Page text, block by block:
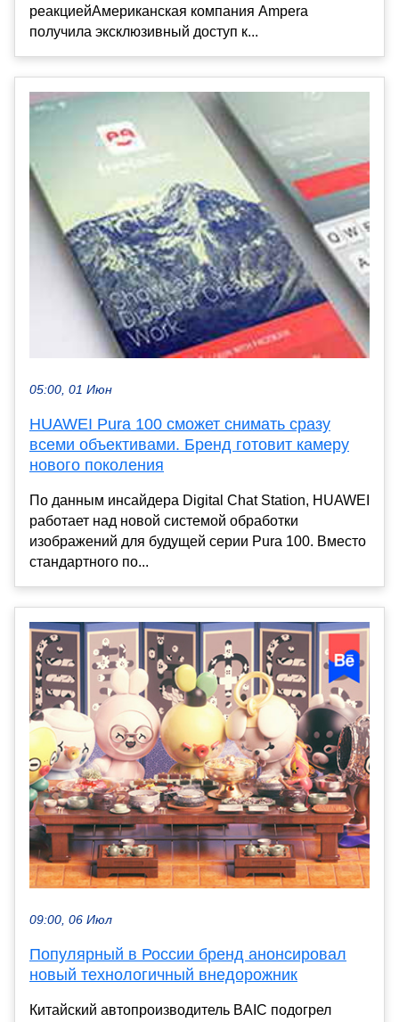
реакциейАмериканская компания Ampera
получила эксклюзивный доступ к...
05:00, 01 Июн
HUAWEI Pura 100 сможет снимать сразу
всеми объективами. Бренд готовит камеру
нового поколения
По данным инсайдера Digital Chat Station, HUAWEI
работает над новой системой обработки
изображений для будущей серии Pura 100. Вместо
стандартного по...
09:00, 06 Июл
Популярный в России бренд анонсировал
новый технологичный внедорожник
Китайский автопроизводитель BAIC подогрел